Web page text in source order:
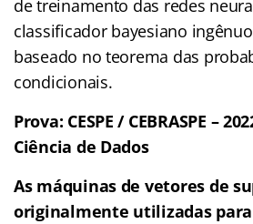
de treinamento das redes
classificador bayesiano
baseado no teorema das
condicionais.
Prova: CESPE / CEBRASPE –
Ciência de Dados
As máquinas de vetores de
originalmente utilizadas